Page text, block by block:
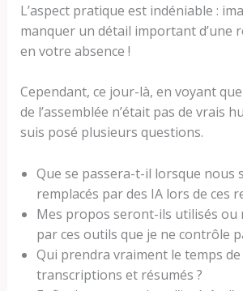
L’aspect pratique est indéniable :
manquer un détail important d’une
en votre absence !
Cependant, ce jour-là, en voyant
de l’assemblée n’était pas de vrais
suis posé plusieurs questions.
Que se passera-t-il lorsque nous
remplacés par des IA lors de ces
Mes propos seront-ils utilisés ou
par ces outils que je ne contrôle
Qui prendra vraiment le temps
transcriptions et résumés ?